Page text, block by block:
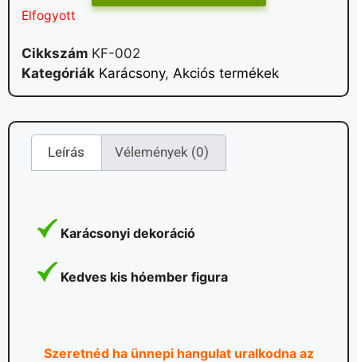
Elfogyott
Cikkszám KF-002
Kategóriák Karácsony, Akciós termékek
Leírás Vélemények (0)
Karácsonyi dekoráció
Kedves kis hóember figura
Szeretnéd ha ünnepi hangulat uralkodna az